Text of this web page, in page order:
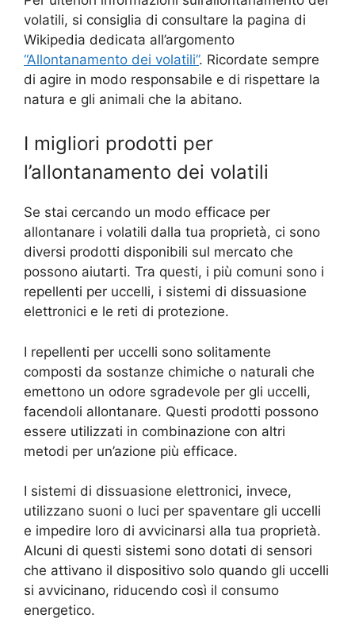
volatili, si consiglia di consultare la pagina di
Wikipedia dedicata all’argomento
“Allontanamento dei volatili”. Ricordate sempre
di agire in modo responsabile e di rispettare la
natura e gli animali che la abitano.
I migliori prodotti per
l’allontanamento dei volatili
Se stai cercando un modo efficace per
allontanare i volatili dalla tua proprietà, ci sono
diversi prodotti disponibili sul mercato che
possono aiutarti. Tra questi, i più comuni sono i
repellenti per uccelli, i sistemi di dissuasione
elettronici e le reti di protezione.
I repellenti per uccelli sono solitamente
composti da sostanze chimiche o naturali che
emettono un odore sgradevole per gli uccelli,
facendoli allontanare. Questi prodotti possono
essere utilizzati in combinazione con altri
metodi per un’azione più efficace.
I sistemi di dissuasione elettronici, invece,
utilizzano suoni o luci per spaventare gli uccelli
e impedire loro di avvicinarsi alla tua proprietà.
Alcuni di questi sistemi sono dotati di sensori
che attivano il dispositivo solo quando gli uccelli
si avvicinano, riducendo così il consumo
energetico.